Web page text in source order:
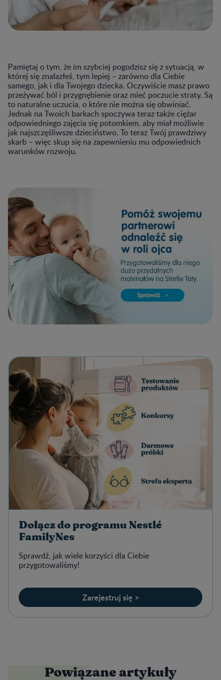
Pamiętaj o tym, że im szybciej pogodzisz się z sytuacją, w
której się znalazłeś, tym lepiej – zarówno dla Ciebie
samego, jak i dla Twojego dziecka. Oczywiście masz prawo
przeżywać ból i przygnębienie oraz mieć poczucie straty. Są
to naturalne uczucia, o które nie można się obwiniać.
Jednak na Twoich barkach spoczywa teraz także ciężar
odpowiedniego zajęcia się potomkiem, aby miał możliwie
jak najszczęśliwsze dzieciństwo. To teraz Twój prawdziwy
skarb – więc skup się na zapewnieniu mu odpowiednich
warunków rozwoju.
Dołącz do programu Nestlé
FamilyNes
Sprawdź, jak wiele korzyści dla Ciebie
przygotowaliśmy!
Zarejestruj się >
Powiązane artykuły